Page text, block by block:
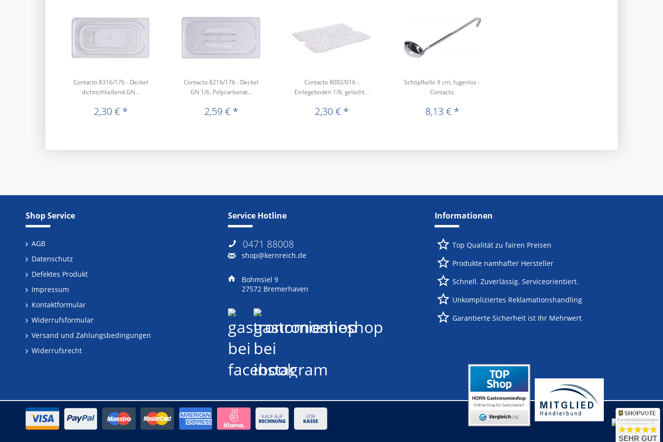
Contacto 8316/176 - Deckel
dichtschließend GN...
2,30 € *
Contacto 8216/176 - Deckel
GN 1/6, Polycarbonat...
2,59 € *
Contacto 8002/016 -
Einlegeboden 1/6, gelocht...
2,30 € *
Schöpfkelle 9 cm, fugenlos -
Contacto
8,13 € *
Shop Service
AGB
Datenschutz
Defektes Produkt
Impressum
Kontaktformular
Widerrufsformular
Versand und Zahlungsbedingungen
Widerrufsrecht
Service Hotline
0471 88008
shop@kernreich.de
Bohmsiel 9
27572 Bremerhaven
Informationen
Top Qualität zu fairen Preisen
Produkte namhafter Hersteller
Schnell. Zuverlässig. Serviceorientiert.
Unkompliziertes Reklamationshandling
Garantierte Sicherheit ist Ihr Mehrwert
Kundenbewertungen
SEHR GUT